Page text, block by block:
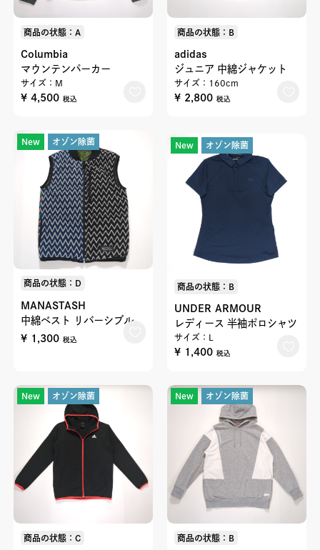
商品の状態：A
Columbia
マウンテンパーカー
サイズ：M
¥ 4,500 税込
商品の状態：B
adidas
ジュニア 中綿ジャケット
サイズ：160cm
¥ 2,800 税込
New オゾン除菌
商品の状態：D
MANASTASH
中綿ベスト リバーシブル
¥ 1,300 税込
New オゾン除菌
商品の状態：B
UNDER ARMOUR
レディース 半袖ポロシャツ
サイズ：L
¥ 1,400 税込
New オゾン除菌
商品の状態：C
New オゾン除菌
商品の状態：B